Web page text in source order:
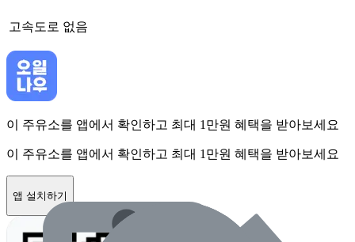
고속도로 없음
이 주유소를 앱에서 확인하고 최대 1만원 혜택을 받아보세요
이 주유소를 앱에서 확인하고 최대 1만원 혜택을 받아보세요
앱 설치하기